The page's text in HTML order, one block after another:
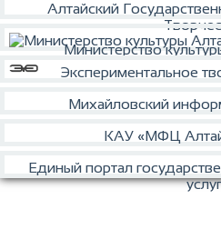
Алтайский
Министерство
Экспериментальное
Михайловский
КАУ «МФЦ
Единый портал
услуг